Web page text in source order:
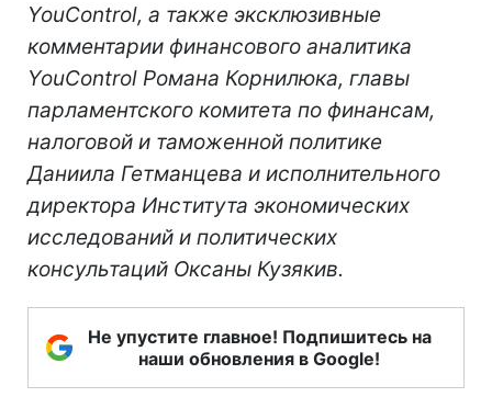
YouControl, а также эксклюзивные
комментарии финансового аналитика
YouControl Романа Корнилюка, главы
парламентского комитета по финансам,
налоговой и таможенной политике
Даниила Гетманцева и исполнительного
директора Института экономических
исследований и политических
консультаций Оксаны Кузякив.
Не упустите главное! Подпишитесь на
наши обновления в Google!